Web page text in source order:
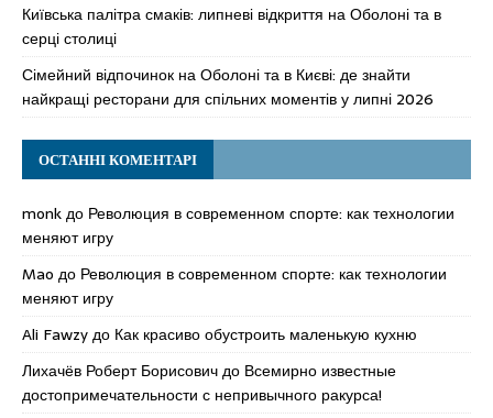
Київська палітра смаків: липневі відкриття на Оболоні та в
серці столиці
Сімейний відпочинок на Оболоні та в Києві: де знайти
найкращі ресторани для спільних моментів у липні 2026
ОСТАННІ КОМЕНТАРІ
monkдо Революция в современном спорте: как технологии
меняют игру
Mao до Революция в современном спорте: как технологии
меняют игру
Ali Fawzyдо Как красиво обустроить маленькую кухню
Лихачёв Роберт Борисовичдо Всемирно известные
достопримечательности с непривычного ракурса!